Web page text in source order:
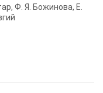
Ф. Я. Божинова, Е.